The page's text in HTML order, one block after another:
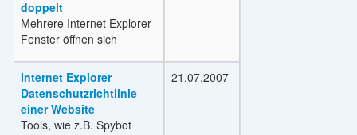
doppelt
Mehrere Internet Explorer
Fenster öffnen sich
Internet Explorer
Datenschutzrichtlinie
einer Website
Tools, wie z.B. Spybot
21.07.2007